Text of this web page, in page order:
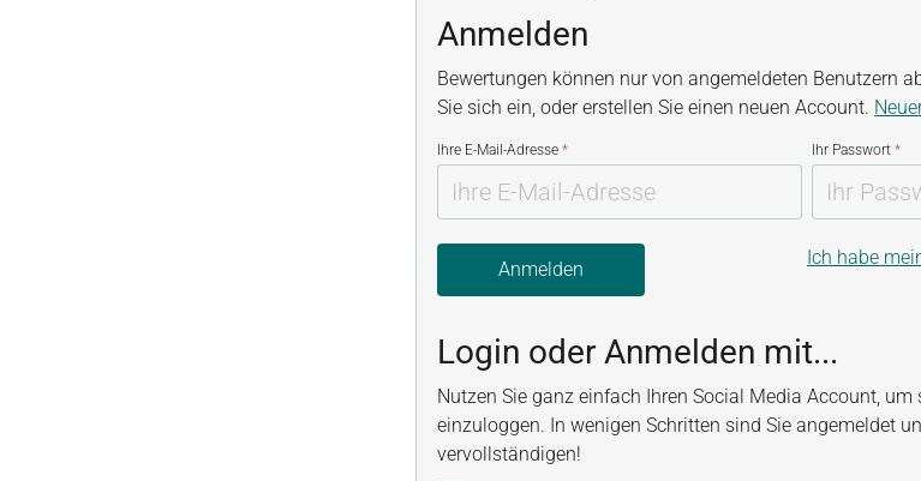
Anmelden
Bewertungen können nur von angemeldeten Benutzern
Sie sich ein, oder erstellen Sie einen neuen Account.
Ihre E-Mail-Adresse * Ihr Passwort *
Anmelden
Ich habe
Login oder Anmelden mit...
Nutzen Sie ganz einfach Ihren Social Media Account, um
einzuloggen. In wenigen Schritten sind Sie angemeldet
vervollständigen!